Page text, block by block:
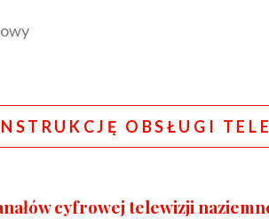
OBSŁUGI
cyfrowej telewizji